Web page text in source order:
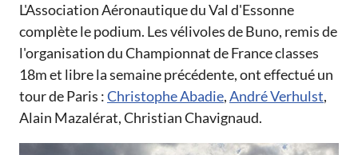
L'Association Aéronautique du Val d'Essonne
complète le podium. Les vélivoles de Buno, remis de
l'organisation du Championnat de France classes
18m et libre la semaine précédente, ont effectué un
tour de Paris :Christophe Abadie,André Verhulst,
Alain Mazalérat, Christian Chavignaud.